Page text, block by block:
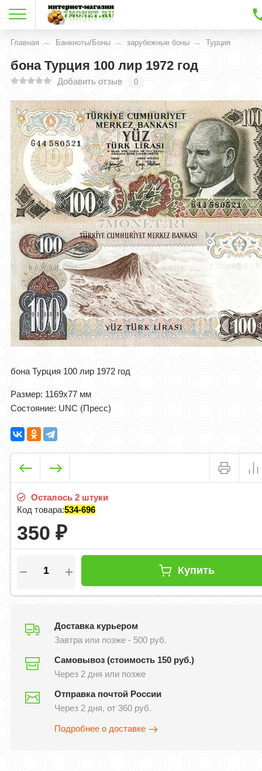
Главная Банкноты/Боны зарубежные боны Турция
бона Турция 100 лир 1972 год
Добавить отзыв 0
бона Турция 100 лир 1972 год
Размер: 1169x77 мм
Состояние: UNC (Пресс)
Осталось 2 штуки
Код товара:534-696
350₽
Купить
Доставка курьером
Завтра или позже - 500 руб.
Самовывоз (стоимость 150 руб.)
Через 2 дня или позже
Отправка почтой России
Через 2 дня, от 360 руб.
Подробнее о доставке